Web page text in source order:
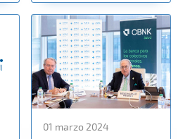
01 marzo 2024